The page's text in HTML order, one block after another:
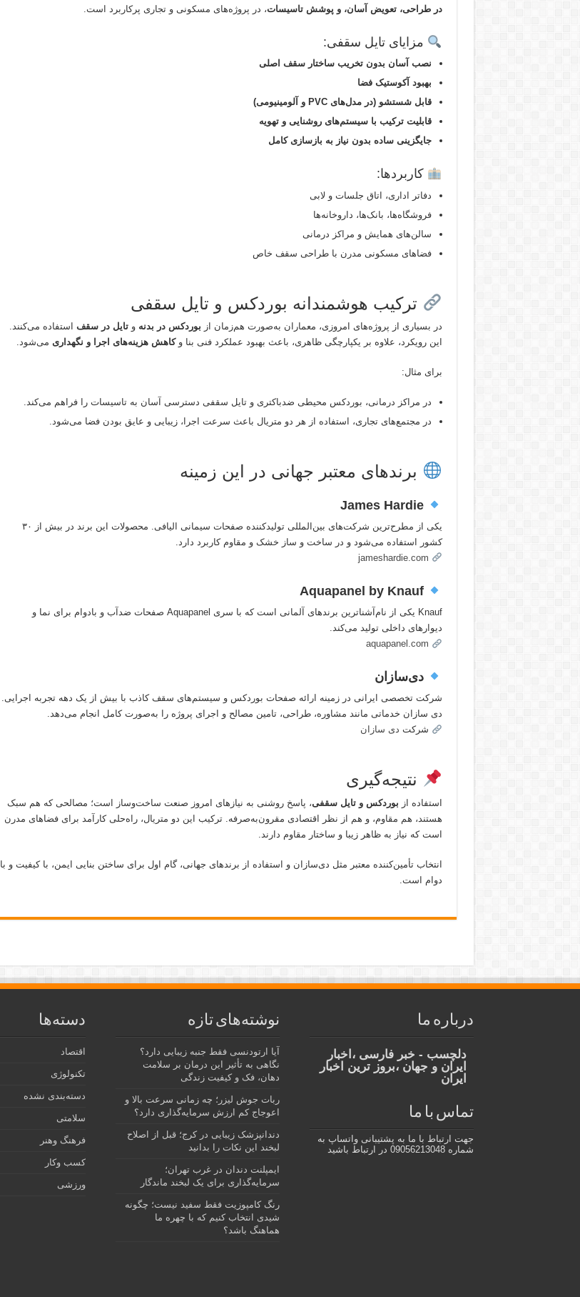
در طراحی، تعویض آسان، و پوشش تاسیسات، در پروژه‌های مسکونی و تجاری پرکاربرد است.
مزایای تایل سقفی:
نصب آسان بدون تخریب ساختار سقف اصلی
بهبود آکوستیک فضا
قابل شستشو (در مدل‌های PVC و آلومینیومی)
قابلیت ترکیب با سیستم‌های روشنایی و تهویه
جایگزینی ساده بدون نیاز به بازسازی کامل
کاربردها:
دفاتر اداری، اتاق جلسات و لابی
فروشگاه‌ها، بانک‌ها، داروخانه‌ها
سالن‌های همایش و مراکز درمانی
فضاهای مسکونی مدرن با طراحی سقف خاص
ترکیب هوشمندانه بوردکس و تایل سقفی
در بسیاری از پروژه‌های امروزی، معماران به‌صورت هم‌زمان از بوردکس در بدنه وتایل در سقف استفاده می‌کنند.
این رویکرد، علاوه بر یکپارچگی ظاهری، باعث بهبود عملکرد فنی بنا وکاهش هزینه‌های اجرا و نگهداری می‌شود.
برای مثال:
در مراکز درمانی، بوردکس محیطی ضدباکتری و تایل سقفی دسترسی آسان به تاسیسات را فراهم می‌کند.
در مجتمع‌های تجاری، استفاده از هر دو متریال باعث سرعت اجرا، زیبایی و عایق بودن فضا می‌شود.
برندهای معتبر جهانی در این زمینه
James Hardie
یکی از مطرح‌ترین شرکت‌های بین‌المللی تولیدکننده صفحات سیمانی الیافی. محصولات این برند در بیش از ۳۰
کشور استفاده می‌شود و در ساخت و ساز خشک و مقاوم کاربرد دارد.
jameshardie.com
Aquapanel by Knauf
Knauf یکی از نام‌آشناترین برندهای آلمانی است که با سری Aquapanel صفحات ضدآب و بادوام برای نما و
دیوارهای داخلی تولید می‌کند.
aquapanel.com
دی‌سازان
شرکت تخصصی ایرانی در زمینه ارائه صفحات بوردکس و سیستم‌های سقف کاذب با بیش از یک دهه تجربه اجرایی.
دی سازان خدماتی مانند مشاوره، طراحی، تامین مصالح و اجرای پروژه را به‌صورت کامل انجام می‌دهد.
شرکت دی سازان
نتیجه‌گیری
استفاده از بوردکس و تایل سقفی، پاسخ روشنی به نیازهای امروز صنعت ساخت‌وساز است؛ مصالحی که هم سبک
هستند، هم مقاوم، و هم از نظر اقتصادی مقرون‌به‌صرفه. ترکیب این دو متریال، راه‌حلی کارآمد برای فضاهای مدرن
است که نیاز به ظاهر زیبا و ساختار مقاوم دارند.
انتخاب تأمین‌کننده معتبر مثل دی‌سازان و استفاده از برندهای جهانی، گام اول برای ساختن بنایی ایمن، با کیفیت و با
دوام است.
درباره ما
دلچسب - خبر فارسی ،اخبار
ایران و جهان ،بروز ترین اخبار
ایران
تماس با ما
جهت ارتباط با ما به پشتیبانی واتساپ به
شماره 09056213048 در ارتباط باشید
نوشته‌های تازه
آیا ارتودنسی فقط جنبه زیبایی دارد؟
نگاهی به تأثیر این درمان بر سلامت
دهان، فک و کیفیت زندگی
ربات جوش لیزر؛ چه زمانی سرعت بالا و
اعوجاج کم ارزش سرمایه‌گذاری دارد؟
دندانپزشک زیبایی در کرج؛ قبل از اصلاح
لبخند این نکات را بدانید
ایمپلنت دندان در غرب تهران؛
سرمایه‌گذاری برای یک لبخند ماندگار
رنگ کامپوزیت فقط سفید نیست؛ چگونه
شیدی انتخاب کنیم که با چهره ما
هماهنگ باشد؟
دسته‌ها
اقتصاد
تکنولوژی
دسته‌بندی نشده
سلامتی
فرهنگ وهنر
کسب وکار
ورزشی